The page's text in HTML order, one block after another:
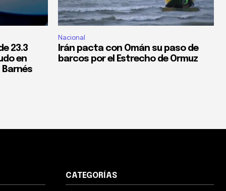
23.3
en
Barnés
Nacional
Irán pacta con Omán su paso de
barcos por el Estrecho de Ormuz
CATEGORÍAS